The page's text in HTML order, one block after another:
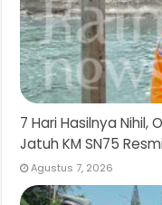
7 Hari Hasilnya Nihil,
Jatuh KM SN75
Agustus 7, 2026